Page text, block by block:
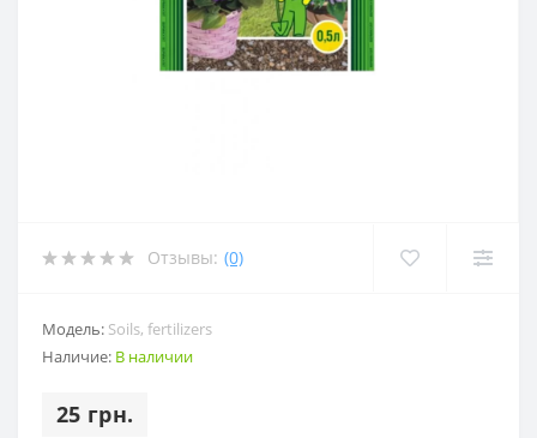
Отзывы: (0)
Модель: Soils, fertilizers
Наличие: В наличии
25 грн.